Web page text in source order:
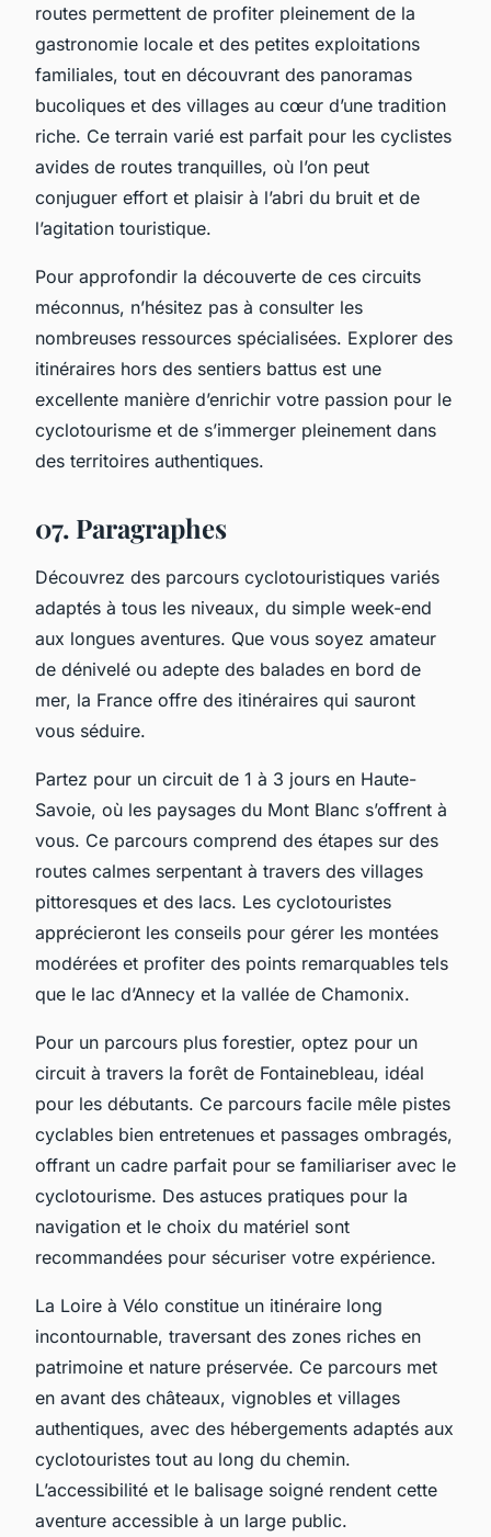
routes permettent de profiter pleinement de la
gastronomie locale et des petites exploitations
familiales, tout en découvrant des panoramas
bucoliques et des villages au cœur d’une tradition
riche. Ce terrain varié est parfait pour les cyclistes
avides de routes tranquilles, où l’on peut
conjuguer effort et plaisir à l’abri du bruit et de
l’agitation touristique.
Pour approfondir la découverte de ces circuits
méconnus, n’hésitez pas à consulter les
nombreuses ressources spécialisées. Explorer des
itinéraires hors des sentiers battus est une
excellente manière d’enrichir votre passion pour le
cyclotourisme et de s’immerger pleinement dans
des territoires authentiques.
07. Paragraphes
Découvrez des parcours cyclotouristiques variés
adaptés à tous les niveaux, du simple week-end
aux longues aventures. Que vous soyez amateur
de dénivelé ou adepte des balades en bord de
mer, la France offre des itinéraires qui sauront
vous séduire.
Partez pour un circuit de 1 à 3 jours en Haute-
Savoie, où les paysages du Mont Blanc s’offrent à
vous. Ce parcours comprend des étapes sur des
routes calmes serpentant à travers des villages
pittoresques et des lacs. Les cyclotouristes
apprécieront les conseils pour gérer les montées
modérées et profiter des points remarquables tels
que le lac d’Annecy et la vallée de Chamonix.
Pour un parcours plus forestier, optez pour un
circuit à travers la forêt de Fontainebleau, idéal
pour les débutants. Ce parcours facile mêle pistes
cyclables bien entretenues et passages ombragés,
offrant un cadre parfait pour se familiariser avec le
cyclotourisme. Des astuces pratiques pour la
navigation et le choix du matériel sont
recommandées pour sécuriser votre expérience.
La Loire à Vélo constitue un itinéraire long
incontournable, traversant des zones riches en
patrimoine et nature préservée. Ce parcours met
en avant des châteaux, vignobles et villages
authentiques, avec des hébergements adaptés aux
cyclotouristes tout au long du chemin.
L’accessibilité et le balisage soigné rendent cette
aventure accessible à un large public.